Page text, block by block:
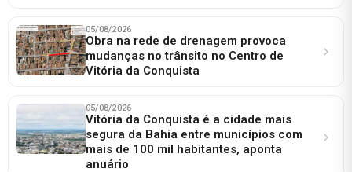
05/08/2026
Obra na rede de drenagem provoca
mudanças no trânsito no Centro de
Vitória da Conquista
05/08/2026
Vitória da Conquista é a cidade mais
segura da Bahia entre municípios com
mais de 100 mil habitantes, aponta
anuário